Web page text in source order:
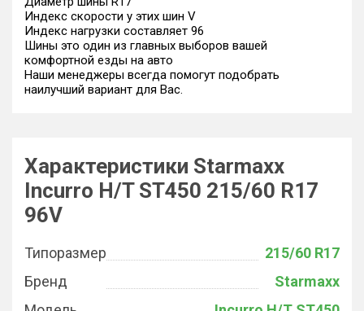
Индекс скорости у этих шин V
Индекс нагрузки составляет 96
Шины это один из главных выборов вашей
комфортной езды на авто
Наши менеджеры всегда помогут подобрать
наилучший вариант для Вас.
Характеристики Starmaxx
Incurro H/T ST450 215/60 R17
96V
Типоразмер
215/60 R17
Бренд
Starmaxx